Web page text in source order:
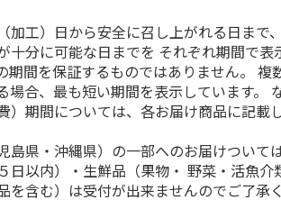
工）日から安全に召し上がれる日まで
十分に可能な日までを それぞれ期間で表
期間を保証するものではありません。 複
合、最も短い期間を表示しています。
）期間については、各お届け商品に記載
島県・沖縄県）の一部へのお届けついて
日以内）・生鮮品（果物・ 野菜・活魚介
を含む）は受付が出来ませんのでご了承